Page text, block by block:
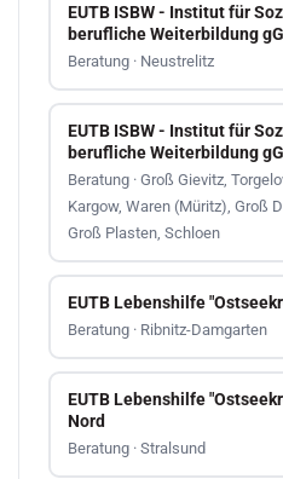
EUTB ISBW - Institut für
berufliche Weiterbildung
Beratung · Neustrelitz
EUTB ISBW - Institut für
berufliche Weiterbildung
Beratung · Groß Gievitz,
Kargow, Waren (Müritz), Groß
Groß Plasten, Schloen
EUTB Lebenshilfe
Beratung · Ribnitz-Damgarten
EUTB Lebenshilfe
Nord
Beratung · Stralsund